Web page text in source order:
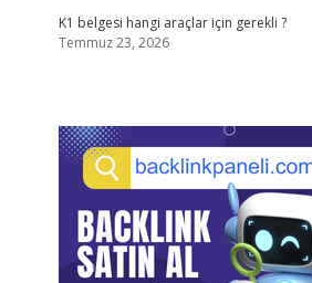
K1 belgesi hangi araçlar için gerekli ?
Temmuz 23, 2026